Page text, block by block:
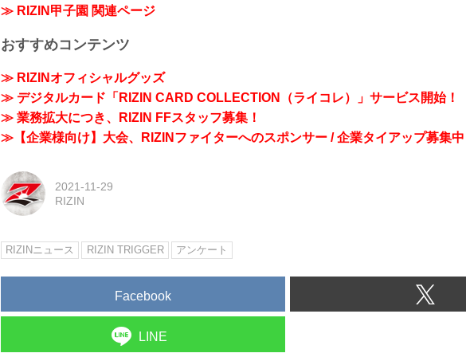
≫ RIZIN甲子園 関連ページ
おすすめコンテンツ
≫ RIZINオフィシャルグッズ
≫ デジタルカード「RIZIN CARD COLLECTION（ライコレ）」サービス開始！
≫ 業務拡大につき、RIZIN FFスタッフ募集！
≫【企業様向け】大会、RIZINファイターへのスポンサー / 企業タイアップ募集
2021-11-29
RIZIN
RIZINニュース RIZIN TRIGGER アンケート
Facebook
LINE